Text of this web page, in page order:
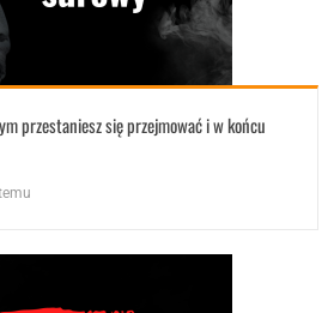
przestaniesz się przejmować i w końcu